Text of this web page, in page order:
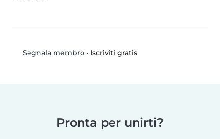
Segnala membro• Iscriviti gratis
Pronta per unirti?